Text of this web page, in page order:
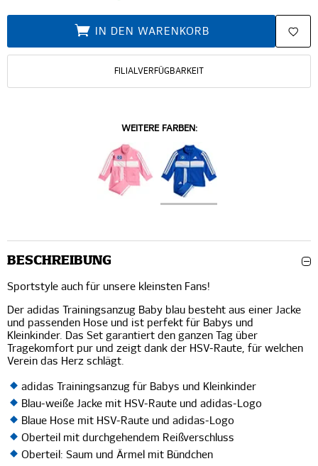
IN DEN WARENKORB
FILIALVERFÜGBARKEIT
WEITERE FARBEN:
BESCHREIBUNG
Sportstyle auch für unsere kleinsten Fans!
Der adidas Trainingsanzug Baby blau besteht aus einer Jacke
und passenden Hose und ist perfekt für Babys und
Kleinkinder. Das Set garantiert den ganzen Tag über
Tragekomfort pur und zeigt dank der HSV-Raute, für welchen
Verein das Herz schlägt.
adidas Trainingsanzug für Babys und Kleinkinder
Blau-weiße Jacke mit HSV-Raute und adidas-Logo
Blaue Hose mit HSV-Raute und adidas-Logo
Oberteil mit durchgehendem Reißverschluss
Oberteil: Saum und Ärmel mit Bündchen